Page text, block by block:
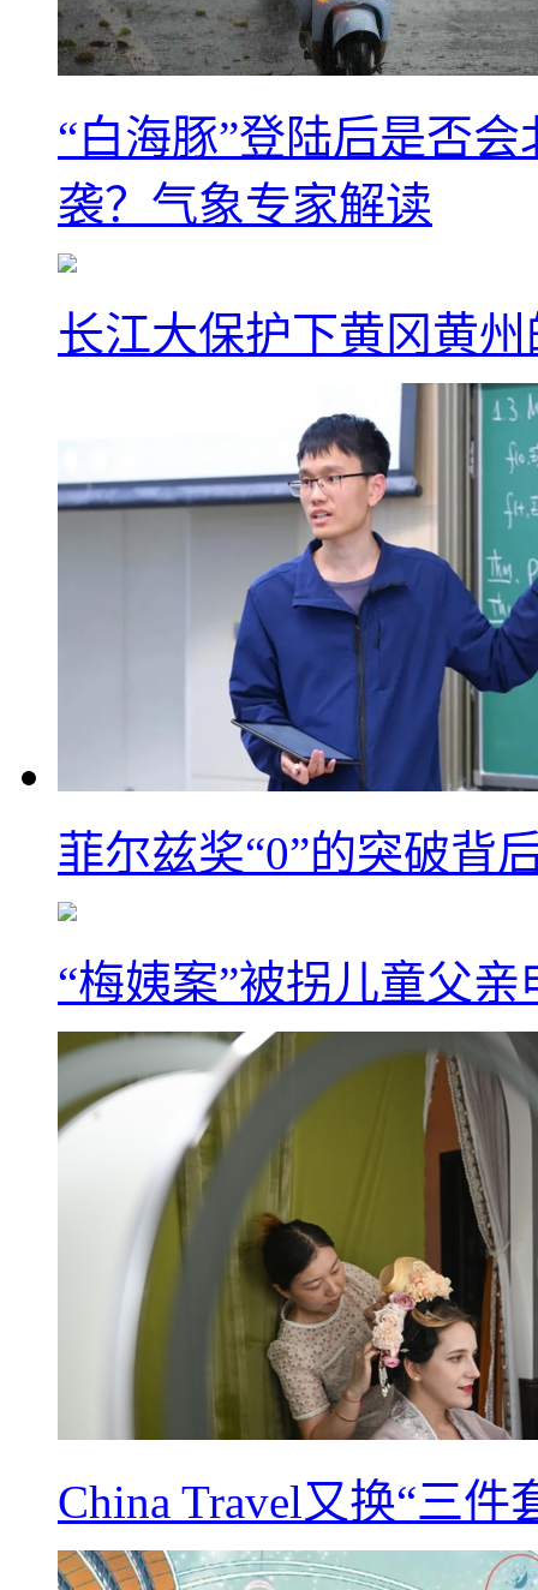
“白海豚”登陆后是否
袭？气象专家解读
长江大保护下黄冈黄
菲尔兹奖“0”的突破背
“梅姨案”被拐儿童父
China Travel又换“三